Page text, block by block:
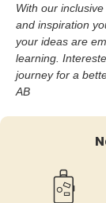
With our
and inspiration
your ideas are
learning.
journey for a
AB